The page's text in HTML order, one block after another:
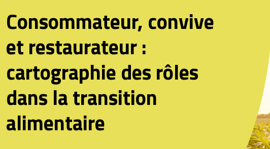
Consommateur, convive
et restaurateur :
cartographie des rôles
dans la transition
alimentaire